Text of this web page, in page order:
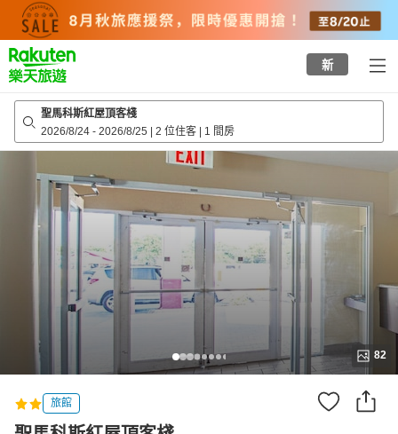
top
page
新
聖馬科斯紅屋頂客棧
2026/8/24 - 2026/8/25 | 2 位住客 | 1 間房
82
旅館